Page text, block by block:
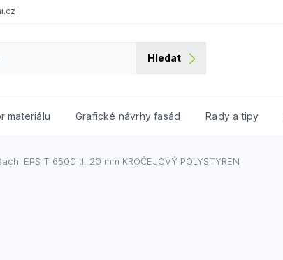
Hledat
materiálu Grafické návrhy fasád Rady a tipy
EPS T 6500 tl. 20 mm KROČEJOVÝ POLYSTYREN